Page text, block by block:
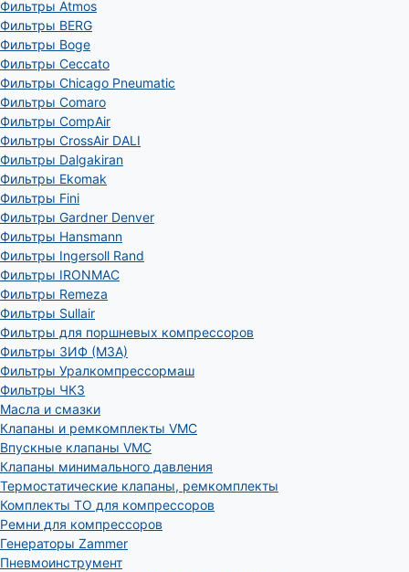
Фильтры Atmos
Фильтры BERG
Фильтры Boge
Фильтры Ceccato
Фильтры Chicago Pneumatic
Фильтры Comaro
Фильтры CompAir
Фильтры CrossAir DALI
Фильтры Dalgakiran
Фильтры Ekomak
Фильтры Fini
Фильтры Gardner Denver
Фильтры Hansmann
Фильтры Ingersoll Rand
Фильтры IRONMAC
Фильтры Remeza
Фильтры Sullair
Фильтры для поршневых компрессоров
Фильтры ЗИФ (МЗА)
Фильтры Уралкомпрессормаш
Фильтры ЧКЗ
Масла и смазки
Клапаны и ремкомплекты VMC
Впускные клапаны VMC
Клапаны минимального давления
Термостатические клапаны, ремкомплекты
Комплекты ТО для компрессоров
Ремни для компрессоров
Генераторы Zammer
Пневмоинструмент